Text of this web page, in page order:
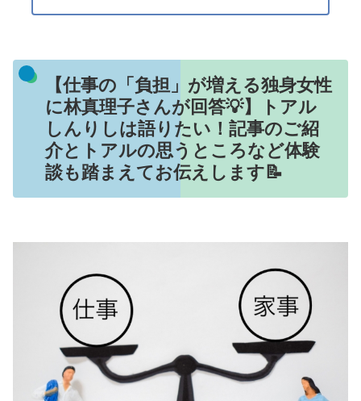
【仕事の「負担」が増える独身女性
に林真理子さんが回答💡】トアル
しんりしは語りたい！記事のご紹
介とトアルの思うところなど体験
談も踏まえてお伝えします📝